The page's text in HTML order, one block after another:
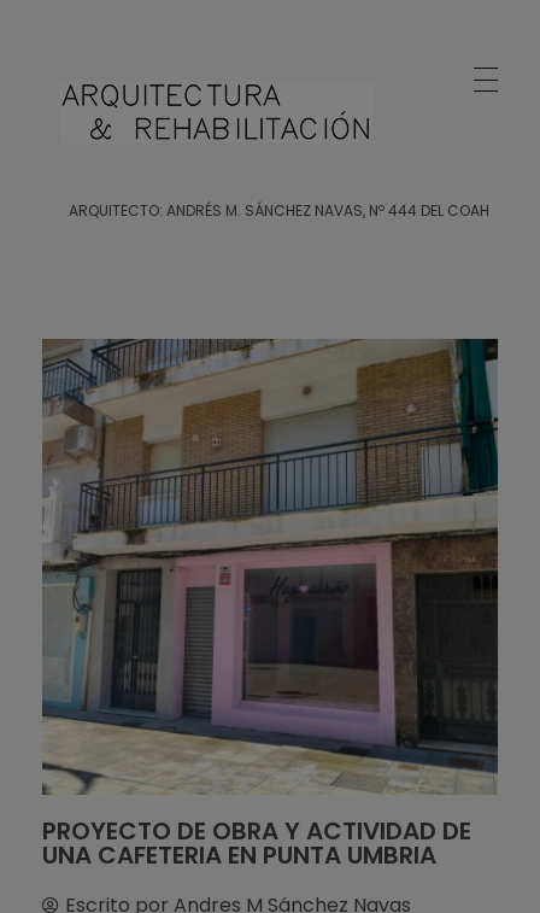
ARQUITECTO: ANDRÉS M. SÁNCHEZ NAVAS, Nº 444 DEL COAH
PROYECTO DE OBRA Y ACTIVIDAD DE
UNA CAFETERIA EN PUNTA UMBRIA
Escrito por Andres M Sánchez Navas